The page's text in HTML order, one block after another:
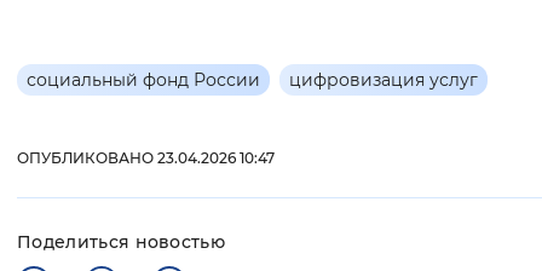
ОПУБЛИКОВАНО 23.04.2026 10:47
Поделиться новостью
социальный фонд России цифровизация услуг